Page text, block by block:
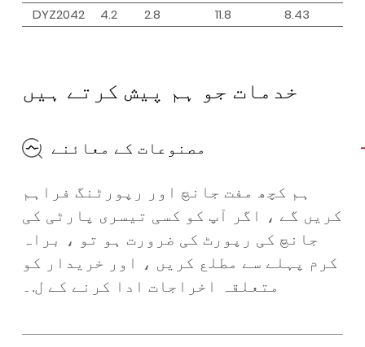
DYZ2042
4.2 2.8 11.8 8.43
خدمات جو ہم پیش کرتے ہیں
مصنوعات کے معائنے
ہم کچھ مفت جانچ اور رپورٹنگ فراہم
کریں گے ، اگر آپ کو کسی تیسری پارٹی کی
جانچ کی رپورٹ کی ضرورت ہو تو ، براہ
کرم پہلے سے مطلع کریں ، اور خریدار کو
متعلقہ اخراجات ادا کرنے کے ل.۔